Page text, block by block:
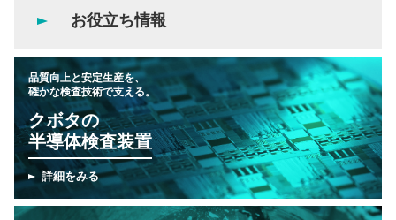
お役立ち情報
品質向上と安定生産を、
確かな検査技術で支える。
クボタの
半導体検査装置
詳細をみる